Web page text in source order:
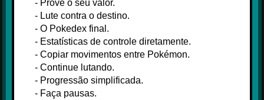
- Prove o seu valor.
- Lute contra o destino.
- O Pokedex final.
- Estatísticas de controle diretamente.
- Copiar movimentos entre Pokémon.
- Continue lutando.
- Progressão simplificada.
- Faça pausas.